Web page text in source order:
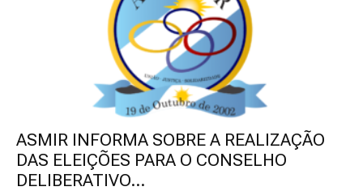
ASMIR INFORMA SOBRE A REALIZAÇÃO
DAS ELEIÇÕES PARA O CONSELHO
DELIBERATIVO...